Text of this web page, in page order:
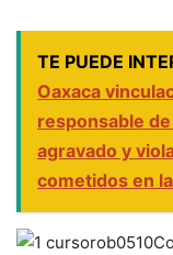
TE PUEDE
Oaxaca
responsable
agravado y
cometidos en